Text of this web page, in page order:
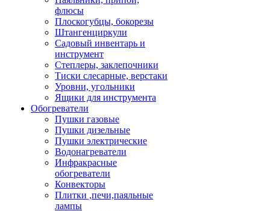
флюсы
Плоскогубцы, бокорезы
Штангенциркули
Садовый инвентарь и
инструмент
Степлеры, заклепочники
Тиски слесарные, верстаки
Уровни, угольники
Ящики для инструмента
Обогреватели
Пушки газовые
Пушки дизельные
Пушки электрические
Водонагреватели
Инфракрасные
обогреватели
Конвекторы
Плитки ,печи,паяльные
лампы